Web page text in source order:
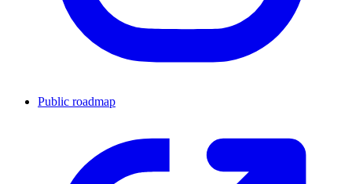
Public roadmap